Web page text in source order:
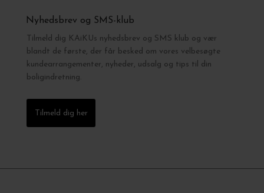
Nyhedsbrev og SMS-klub
Tilmeld dig KAiKUs nyhedsbrev og SMS klub og vær
blandt de første, der får besked om vores velbesøgte
kundearrangementer, nyheder, udsalg og tips til din
boligindretning.
Tilmeld dig her